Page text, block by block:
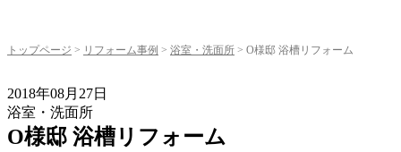
トップページ > リフォーム事例 > 浴室・洗面所 > O様邸 浴槽リフォーム
2018年08月27日
浴室・洗面所
O様邸 浴槽リフォーム